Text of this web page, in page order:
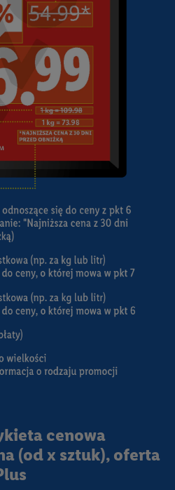
cenowa
(od x sztuk), oferta